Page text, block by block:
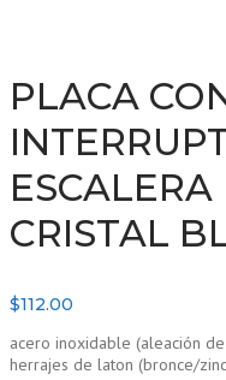
PLACA
CRISTAL
$112.00
acero inoxidable (aleación
herrajes de laton (bronce/